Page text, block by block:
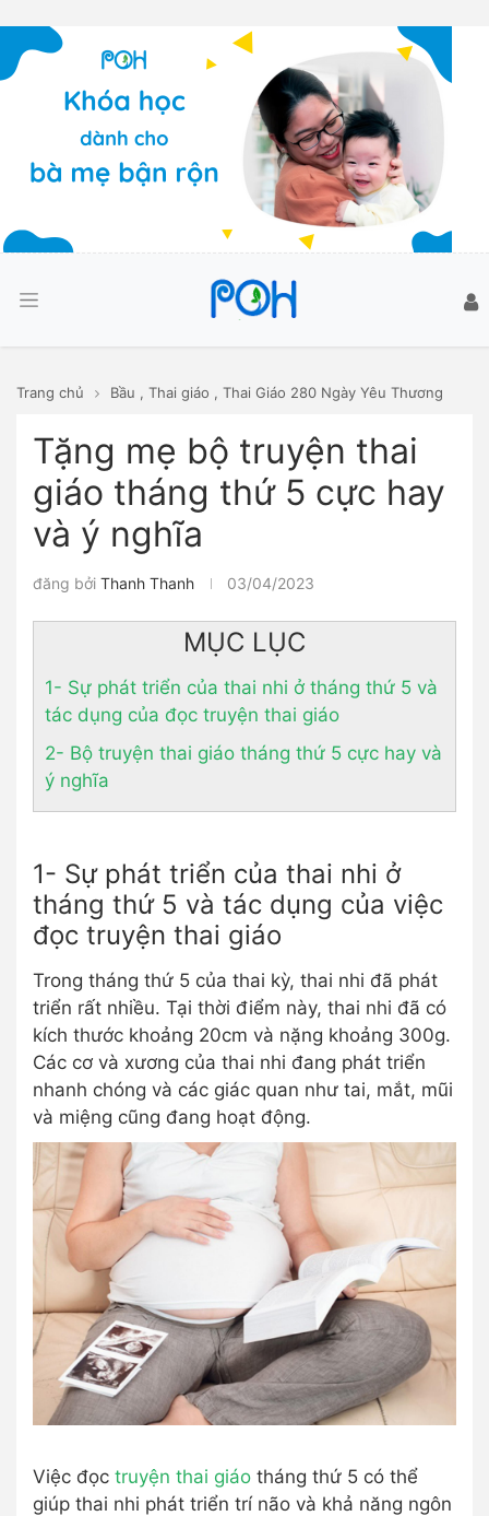
Trang chủ Bầu , Thai giáo , Thai Giáo 280 Ngày Yêu Thương
Tặng mẹ bộ truyện thai
giáo tháng thứ 5 cực hay
và ý nghĩa
đăng bởi Thanh Thanh 03/04/2023
MỤC LỤC
1- Sự phát triển của thai nhi ở tháng thứ 5 và
tác dụng của đọc truyện thai giáo
2- Bộ truyện thai giáo tháng thứ 5 cực hay và
ý nghĩa
1- Sự phát triển của thai nhi ở
tháng thứ 5 và tác dụng của việc
đọc truyện thai giáo
Trong tháng thứ 5 của thai kỳ, thai nhi đã phát
triển rất nhiều. Tại thời điểm này, thai nhi đã có
kích thước khoảng 20cm và nặng khoảng 300g.
Các cơ và xương của thai nhi đang phát triển
nhanh chóng và các giác quan như tai, mắt, mũi
và miệng cũng đang hoạt động.
Việc đọc truyện thai giáo tháng thứ 5 có thể
giúp thai nhi phát triển trí não và khả năng ngôn